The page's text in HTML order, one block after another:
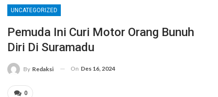
UNCATEGORIZED
Pemuda Ini Curi Motor Orang Bunuh
Diri Di Suramadu
By Redaksi On Des 16, 2024
0